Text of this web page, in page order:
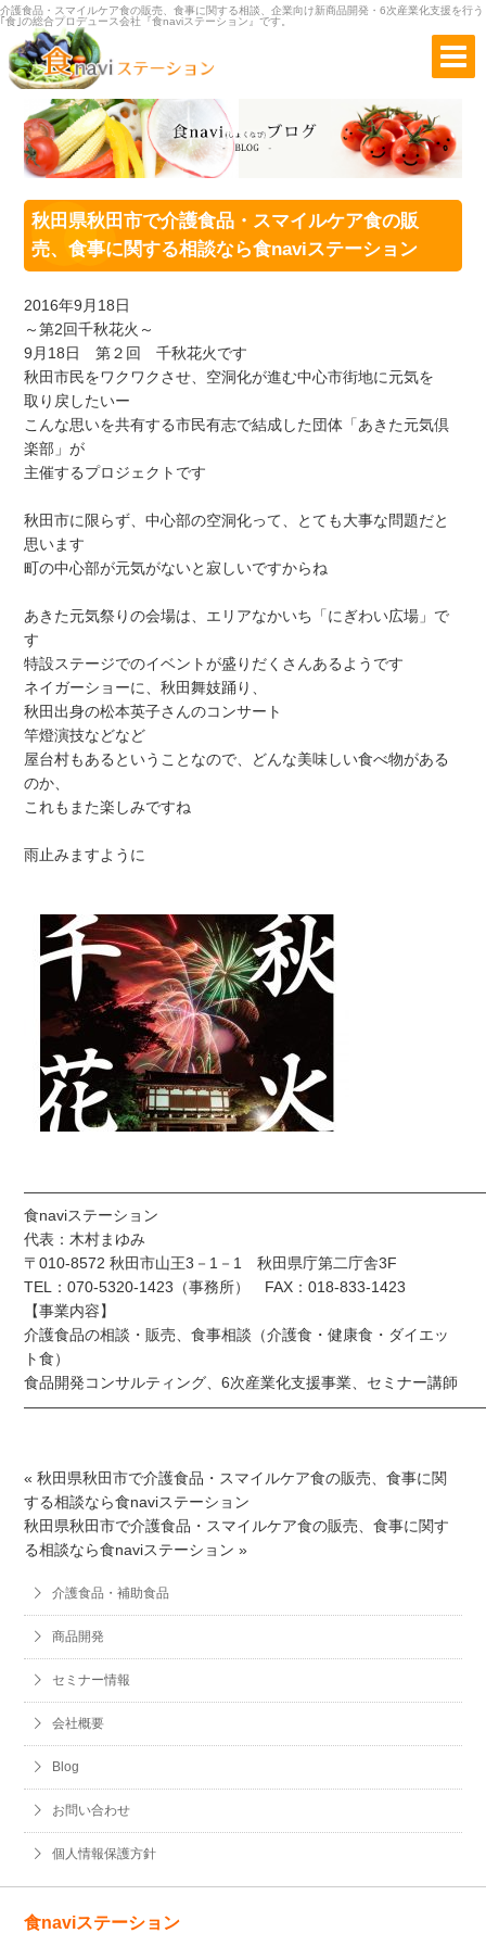
介護食品・スマイルケア食の販売、食事に関する相談、企業向け新商品開発・6次産業化支援を行う
｢食｣の総合プロデュース会社『食naviステーション』です。
秋田県秋田市で介護食品・スマイルケア食の販
売、食事に関する相談なら食naviステーション
2016年9月18日
～第2回千秋花火～
9月18日 第２回 千秋花火です
秋田市民をワクワクさせ、空洞化が進む中心市街地に元気を
取り戻したいー
こんな思いを共有する市民有志で結成した団体「あきた元気倶
楽部」が
主催するプロジェクトです
秋田市に限らず、中心部の空洞化って、とても大事な問題だと
思います
町の中心部が元気がないと寂しいですからね
あきた元気祭りの会場は、エリアなかいち「にぎわい広場」で
す
特設ステージでのイベントが盛りだくさんあるようです
ネイガーショーに、秋田舞妓踊り、
秋田出身の松本英子さんのコンサート
竿燈演技などなど
屋台村もあるということなので、どんな美味しい食べ物がある
のか、
これもまた楽しみですね
雨止みますように
食naviステーション
代表：木村まゆみ
〒010-8572 秋田市山王3－1－1 秋田県庁第二庁舎3F
TEL：070-5320-1423（事務所） FAX：018-833-1423
【事業内容】
介護食品の相談・販売、食事相談（介護食・健康食・ダイエッ
ト食）
食品開発コンサルティング、6次産業化支援事業、セミナー講師
« 秋田県秋田市で介護食品・スマイルケア食の販売、食事に関
する相談なら食naviステーション
秋田県秋田市で介護食品・スマイルケア食の販売、食事に関す
る相談なら食naviステーション »
介護食品・補助食品
商品開発
セミナー情報
会社概要
Blog
お問い合わせ
個人情報保護方針
食naviステーション